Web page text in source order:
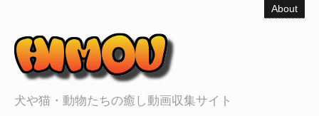
About
犬や猫・動物たちの癒し動画収集サイト